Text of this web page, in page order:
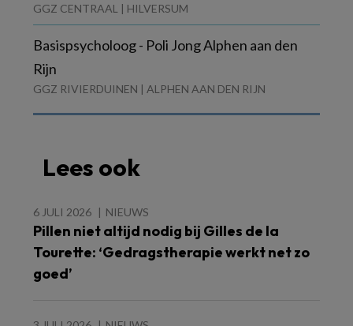
GGZ CENTRAAL | HILVERSUM
Basispsycholoog - Poli Jong Alphen aan den
Rijn
GGZ RIVIERDUINEN | ALPHEN AAN DEN RIJN
Lees ook
6 JULI 2026 NIEUWS
Pillen niet altijd nodig bij Gilles de la
Tourette: ‘Gedragstherapie werkt net zo
goed’